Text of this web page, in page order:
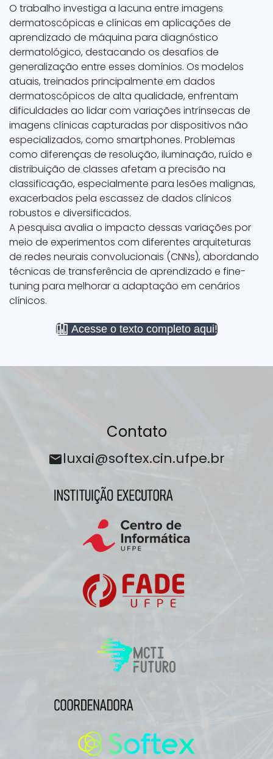
O trabalho investiga a lacuna entre imagens
dermatoscópicas e clínicas em aplicações de
aprendizado de máquina para diagnóstico
dermatológico, destacando os desafios de
generalização entre esses domínios. Os modelos
atuais, treinados principalmente em dados
dermatoscópicos de alta qualidade, enfrentam
dificuldades ao lidar com variações intrínsecas de
imagens clínicas capturadas por dispositivos não
especializados, como smartphones. Problemas
como diferenças de resolução, iluminação, ruído e
distribuição de classes afetam a precisão na
classificação, especialmente para lesões malignas,
exacerbados pela escassez de dados clínicos
robustos e diversificados.
A pesquisa avalia o impacto dessas variações por
meio de experimentos com diferentes arquiteturas
de redes neurais convolucionais (CNNs), abordando
técnicas de transferência de aprendizado e fine-
tuning para melhorar a adaptação em cenários
clínicos.
Acesse o texto completo aqui!
Contato
mailluxai@softex.cin.ufpe.br